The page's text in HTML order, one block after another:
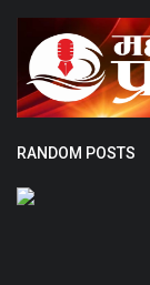
RANDOM POSTS